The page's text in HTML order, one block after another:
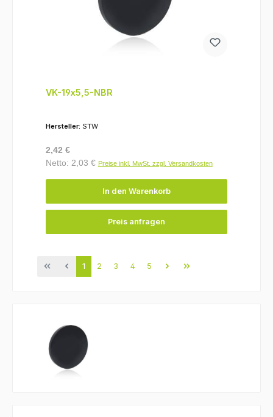
VK-19x5,5-NBR
Hersteller: STW
Regulärer Preis:
2,42 €
Netto: 2,03 € Preise inkl. MwSt. zzgl. Versandkosten
In den Warenkorb
Preis anfragen
Seite
1 Seite
2 Seite
3 Seite
4 Seite
5